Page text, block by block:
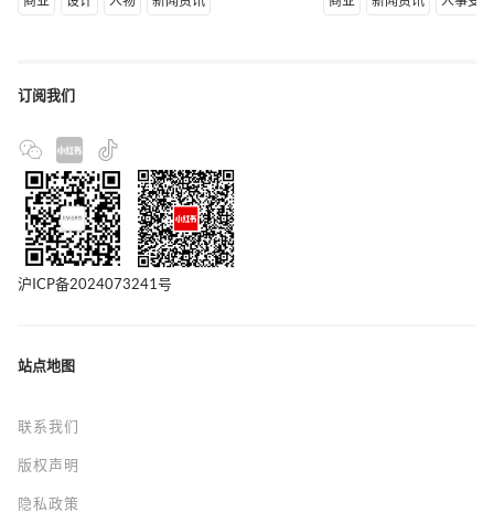
订阅我们
沪ICP备2024073241号
站点地图
联系我们
版权声明
隐私政策